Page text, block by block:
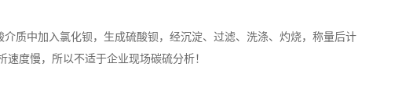
中加入氯化钡，生成硫酸钡，经沉淀、过滤、洗涤、灼烧，称量后计
度慢，所以不适于企业现场碳硫分析！